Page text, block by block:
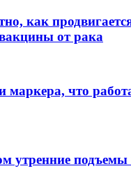
как
от рака
маркера, что
утренние подъемы